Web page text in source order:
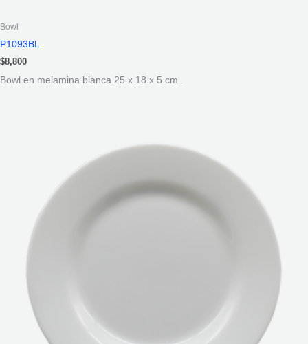
Bowl
P1093BL
$8,800
Bowl en melamina blanca 25 x 18 x 5 cm .